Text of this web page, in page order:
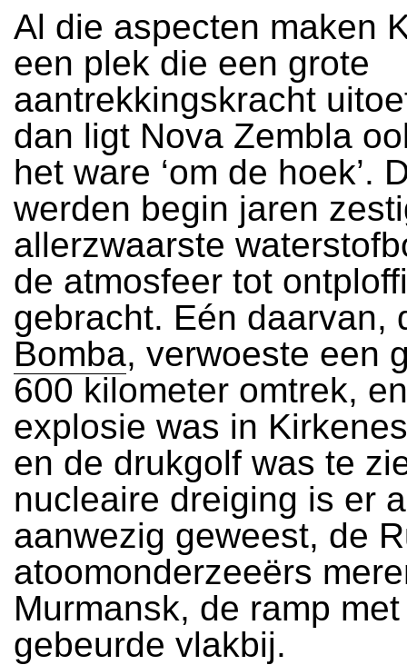
Al die aspecten maken
een plek die een grote
aantrekkingskracht
dan ligt Nova Zembla
het ware ‘om de hoek’.
werden begin jaren
allerzwaarste
de atmosfeer tot
gebracht. Eén daarvan,
Bomba, verwoeste een
600 kilometer omtrek,
explosie was in
en de drukgolf was te
nucleaire dreiging is er
aanwezig geweest, de
atoomonderzeeërs
Murmansk, de ramp
gebeurde vlakbij.